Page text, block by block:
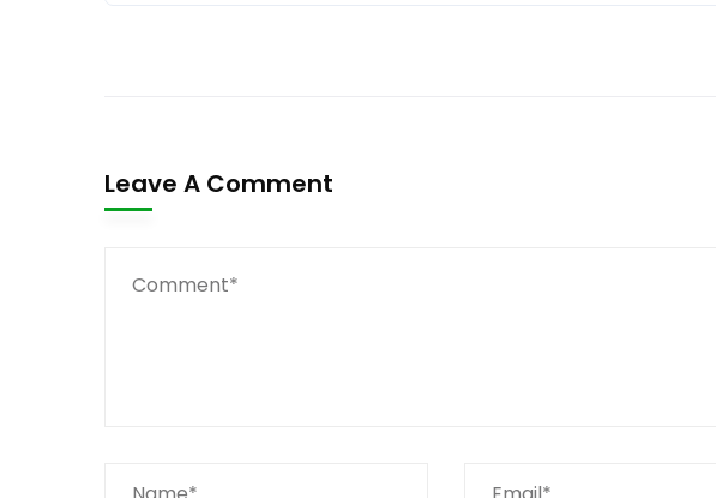
Leave A Comment